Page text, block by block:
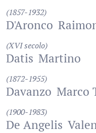
(1857-1932)
D'Aronco
(XVI secolo)
Datis Martino
(1872-1955)
Davanzo Marco
(1900-1983)
De Angelis